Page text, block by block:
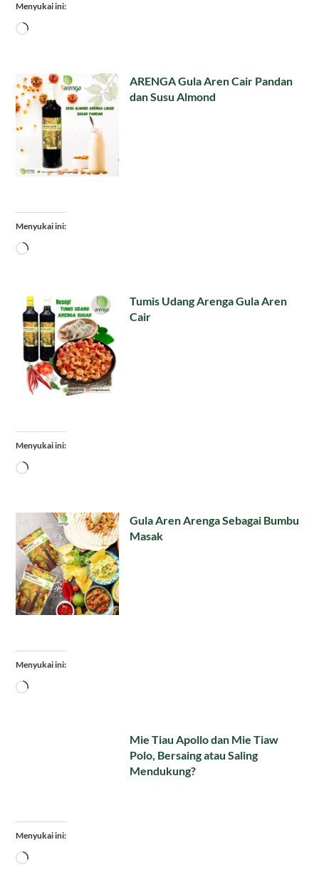
Menyukai ini:
Memuat...
ARENGA Gula Aren Cair Pandan
dan Susu Almond
Menyukai ini:
Memuat...
Tumis Udang Arenga Gula Aren
Cair
Menyukai ini:
Memuat...
Gula Aren Arenga Sebagai Bumbu
Masak
Menyukai ini:
Memuat...
Mie Tiau Apollo dan Mie Tiaw
Polo, Bersaing atau Saling
Mendukung?
Menyukai ini:
Memuat...